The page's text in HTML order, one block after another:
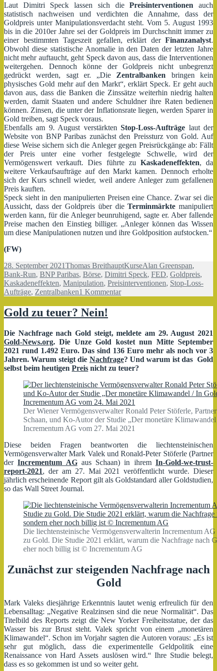
Laut Dimitri Speck lassen sich diePreisinterventionen auch
statistisch nachweisen und verdichten die Annahme, dass der
Goldpreis unter Manipulationsverdacht steht. Vom 5. August 1993
bis in die 2010er Jahre sei der Goldpreis im Durchschnitt immer zu
einer bestimmten Tageszeit gefallen, erklärt der Finanzanalyst.
Obwohl diese statistische Anomalie in den Daten der letzten Jahre
nicht mehr auftaucht, geht Speck davon aus, dass die Interventionen
weitergehen. Dennoch könne der Goldpreis nicht unbegrenzt
gedrückt werden, sagt er. „Die Zentralbanken bringen kein
physisches Gold mehr auf den Markt“, erklärt Speck. Er geht auch
davon aus, dass die Banken die Zinssätze weiterhin niedrig halten
werden, damit Staaten und andere Schuldner ihre Raten bedienen
können. Zinsen, die unter der Inflationsrate liegen, werden Sparer in
Gold treiben, sagt Speck voraus.
Ebenfalls am 9. August verstärktenStop-Loss-Aufträge laut der
Website von BNP Paribas zunächst den Preissturz von Gold. Auf
diese Weise sichern sich die Anleger gegen Preisrückgänge ab: Fällt
der Preis unter eine vorher festgelegte Schwelle, wird der
Vermögenswert verkauft. Dies führte zu Kaskadeneffekten, da
weitere Verkaufsaufträge auf den Markt kamen. Dennoch erholte
sich der Kurs schnell wieder, weil andere Anleger zum gefallenen
Preis kauften.
Speck sieht in den manipulierten Preisen eine Chance. Zwar sei die
Aussicht, dass der Goldpreis über dieTerminmärkte manipuliert
werden kann, für die Anleger beunruhigend, sagte er. Aber fallende
Preise machen den Einstieg billiger. „Anleger können das Wissen
um diese Manipulationen nutzen und ihre Goldposition aufstocken.“
(FW)
Veröffentlicht
am
28. September 2021Autor
Thomas BreithauptKategorien
KurseSchlagwörter
Alan Greenspan,
Bank-Run, BNP Paribas, Börse, Dimitri Speck, FED, Goldpreis,
Kaskadeneffekten, Manipulation, Preisinterventionen, Stop-Loss-
Aufträge, Zentralbanken1 Kommentarzu
unter
Gold zu teuer? Nein!
Die Nachfrage nach Gold steigt, meldete am 29. August 2021
Gold-News.org. Die Unze Gold kostet nun Mitte September
2021 rund 1.492 Euro. Das sind 136 Euro mehr als noch vor 3
Jahren. Warum steigt die Nachfrage? Und warum ist das Gold
selbst beim heutigen Preis nicht zu teuer?
Der Wiener Vermögensverwalter Ronald Peter Stöferle,
Schaan, und Ko-Autor der Studie „Der monetäre
Incrementum AG vom 27. Mai 2021
Diese beiden Fragen beantworten die liechtensteinischen
Vermögensverwalter Mark Valek und Ronald-Peter Stöferle (Partner
derIncrementum AGaus Schaan) in ihremIn-Gold-we-trust-
report-2021, der am 27. Mai 2021 veröffentlicht wurde. Dieser
jährlich erscheinende Report gilt als Goldstandard aller Goldstudien,
so das Wall Street Journal.
Die liechtensteinische Vermögensverwalterin Incrementum
zu Gold. Die Studie 2021 erklärt, warum die Nachfrage nach
eher noch billig ist © Incrementum AG
Zunächst zur steigenden Nachfrage nach
Gold
Mark Valeks diesjährige Erkenntnis lautet wenig erfreulich für den
Lebensalltag: „Negative Realzinsen sind die neue Normalität“. Das
Titelbild des Reports zeigt die New Yorker Freiheitsstatue, der das
Wasser bis zur Brust steht. Valek spricht von einem „monetären
Klimawandel“. Schon im Vorjahr sagten die Autoren voraus: „Es ist
sehr gut möglich, dass die experimentelle Geldpolitik eine
Renaissance von Hard Assets auslösen wird.“ Ihre Studie belegt,
dass es so gekommen ist und so weiter geht.